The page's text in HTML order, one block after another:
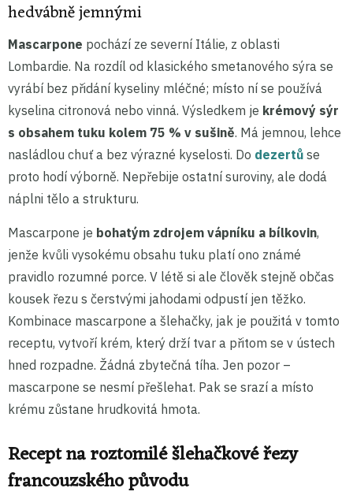
hedvábně jemnými
Mascarpone pochází ze severní Itálie, z oblasti
Lombardie. Na rozdíl od klasického smetanového sýra se
vyrábí bez přidání kyseliny mléčné; místo ní se používá
kyselina citronová nebo vinná. Výsledkem je krémový sýr
s obsahem tuku kolem 75 % v sušině. Má jemnou, lehce
nasládlou chuť a bez výrazné kyselosti. Do dezertů se
proto hodí výborně. Nepřebije ostatní suroviny, ale dodá
náplni tělo a strukturu.
Mascarpone je bohatým zdrojem vápníku a bílkovin,
jenže kvůli vysokému obsahu tuku platí ono známé
pravidlo rozumné porce. V létě si ale člověk stejně občas
kousek řezu s čerstvými jahodami odpustí jen těžko.
Kombinace mascarpone a šlehačky, jak je použitá v tomto
receptu, vytvoří krém, který drží tvar a přitom se v ústech
hned rozpadne. Žádná zbytečná tíha. Jen pozor –
mascarpone se nesmí přešlehat. Pak se srazí a místo
krému zůstane hrudkovitá hmota.
Recept na roztomilé šlehačkové řezy
francouzského původu